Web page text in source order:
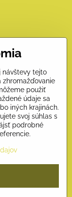
údajov
návštevy tejto
zhromažďovanie
použiť
údaje sa
iných krajinách.
svoj súhlas s
podrobné